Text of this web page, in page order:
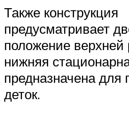
Также конструкция
предусматривает
положение верхней
нижняя
предназначена для
деток.